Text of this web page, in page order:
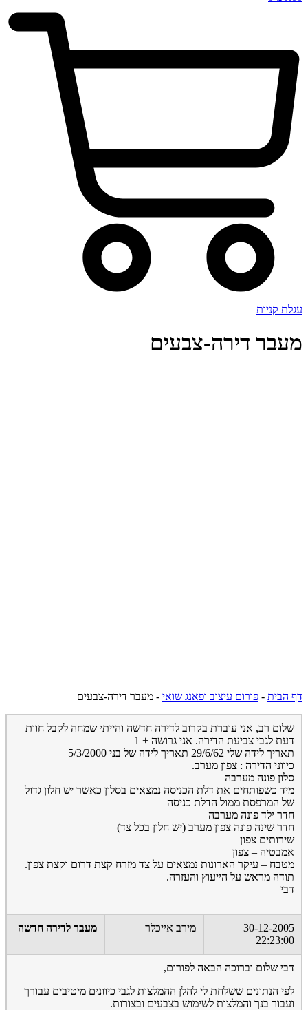
עגלת קניות
מעבר דירה-צבעים
דף הבית - פורום עיצוב ופאנג שואי - מעבר דירה-צבעים
שלום רב, אני עוברת בקרוב לדירה חדשה והייתי שמחה לקבל חוות
דעת לגבי צביעת הדירה. אני גרושה + 1
תאריך לידה שלי 29/6/62 תאריך לידה של בני 5/3/2000
כיווני הדירה : צפון מערב.
סלון פונה מערבה –
מיד כשפותחים את דלת הכניסה נמצאים בסלון כאשר יש חלון גדול
של המרפסת ממול הדלת כניסה
חדר ילד פונה מערבה
חדר שינה פונה צפון מערב (יש חלון בכל צד)
שירותים צפון
אמבטיה – צפון
מטבח – עיקר הארונות נמצאים על צד מזרח קצת דרום וקצת צפון.
תודה מראש על הייעוץ והעזרה.
דבי
30-12-2005
22:23:00
מירב אייכלר מעבר לדירה חדשה
דבי שלום וברוכה הבאה לפורום,
לפי הנתונים ששלחת לי להלן ההמלצות לגבי כיוונים מיטיבים עבורך
ועבור בנך והמלצות לשימוש בצבעים ובצורות.